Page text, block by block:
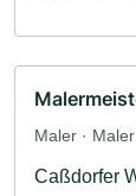
Maler ·
Caßdorfer